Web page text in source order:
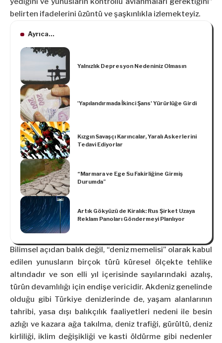
belirten ifadelerini üzüntü ve şaşkınlıkla izlemekteyiz.
Ayrıca...
Yalnızlık Depresyon Nedeniniz Olmasın
'Yapılandırmada İkinci Şans' Yürürlüğe Girdi
Kızgın Savaşçı Karıncalar, Yaralı Askerlerini
Tedavi Ediyorlar
“Marmara ve Ege Su Fakirliğine Girmiş
Durumda”
Artık Gökyüzü de Kiralık: Rus Şirket Uzaya
Reklam Panoları Göndermeyi Planlıyor
Bilimsel açıdan balık değil, “deniz memelisi” olarak kabul
edilen yunusların birçok türü küresel ölçekte tehlike
altındadır ve son elli yıl içerisinde sayılarındaki azalış,
türün devamlılığı için endişe vericidir. Akdeniz genelinde
olduğu gibi Türkiye denizlerinde de, yaşam alanlarının
tahribi, yasa dışı balıkçılık faaliyetleri nedeni ile besin
azlığı ve kazara ağa takılma, deniz trafiği, gürültü, deniz
kirliliği, iklim değişikliği ve kasti öldürme gibi nedenler